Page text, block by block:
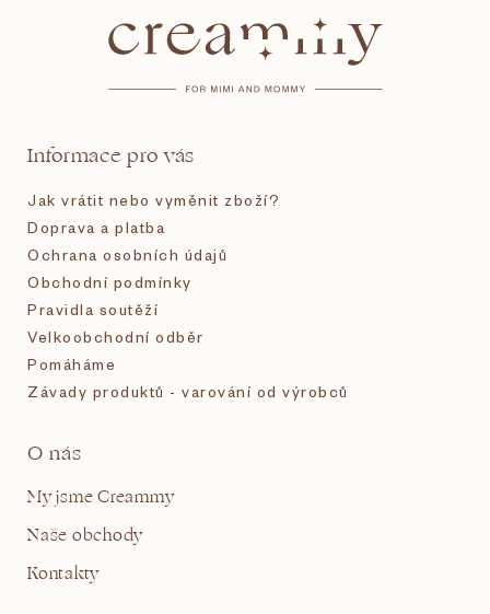
Informace pro vás
Jak vrátit nebo vyměnit zboží?
Doprava a platba
Ochrana osobních údajů
Obchodní podmínky
Pravidla soutěží
Velkoobchodní odběr
Pomáháme
Závady produktů - varování od výrobců
O nás
My jsme Creammy
Naše obchody
Kontakty